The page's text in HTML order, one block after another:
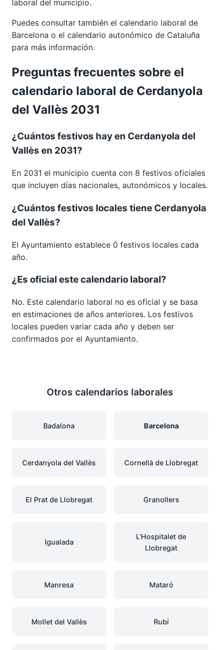
laboral del municipio.
Puedes consultar también el calendario laboral de
Barcelona o el calendario autonómico de Cataluña
para más información.
Preguntas frecuentes sobre el
calendario laboral de Cerdanyola
del Vallès 2031
¿Cuántos festivos hay en Cerdanyola del
Vallès en 2031?
En 2031 el municipio cuenta con 8 festivos oficiales
que incluyen días nacionales, autonómicos y locales.
¿Cuántos festivos locales tiene Cerdanyola
del Vallès?
El Ayuntamiento establece 0 festivos locales cada
año.
¿Es oficial este calendario laboral?
No. Este calendario laboral no es oficial y se basa
en estimaciones de años anteriores. Los festivos
locales pueden variar cada año y deben ser
confirmados por el Ayuntamiento.
Otros calendarios laborales
Badalona Barcelona
Cerdanyola del Vallès Cornellà de Llobregat
El Prat de Llobregat Granollers
Igualada
L’Hospitalet de
Llobregat
Manresa Mataró
Mollet del Vallès Rubí